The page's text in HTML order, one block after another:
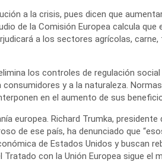
a la crisis, pues dicen que
de la Comisión Europea calcula
a los sectores agrícolas,
los controles de regulación
y a la naturaleza.
en el aumento de sus
europea. Richard Trumka, presidente
de ese país, ha denunciado que
de Estados Unidos y buscan
Tratado con la Unión Europea sigue el